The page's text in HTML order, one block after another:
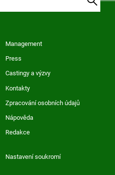
Management
Press
Castingy a výzvy
Kontakty
Zpracování osobních údajů
Nápověda
Redakce
Nastavení soukromí